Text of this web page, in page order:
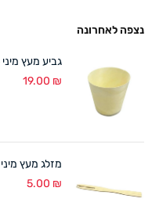
נצפה לאחרונה
גביע מעץ מיני 6/4.5 ס"מ (50 יח')
19.00 ₪
מזלג מעץ מיני (50
5.00 ₪